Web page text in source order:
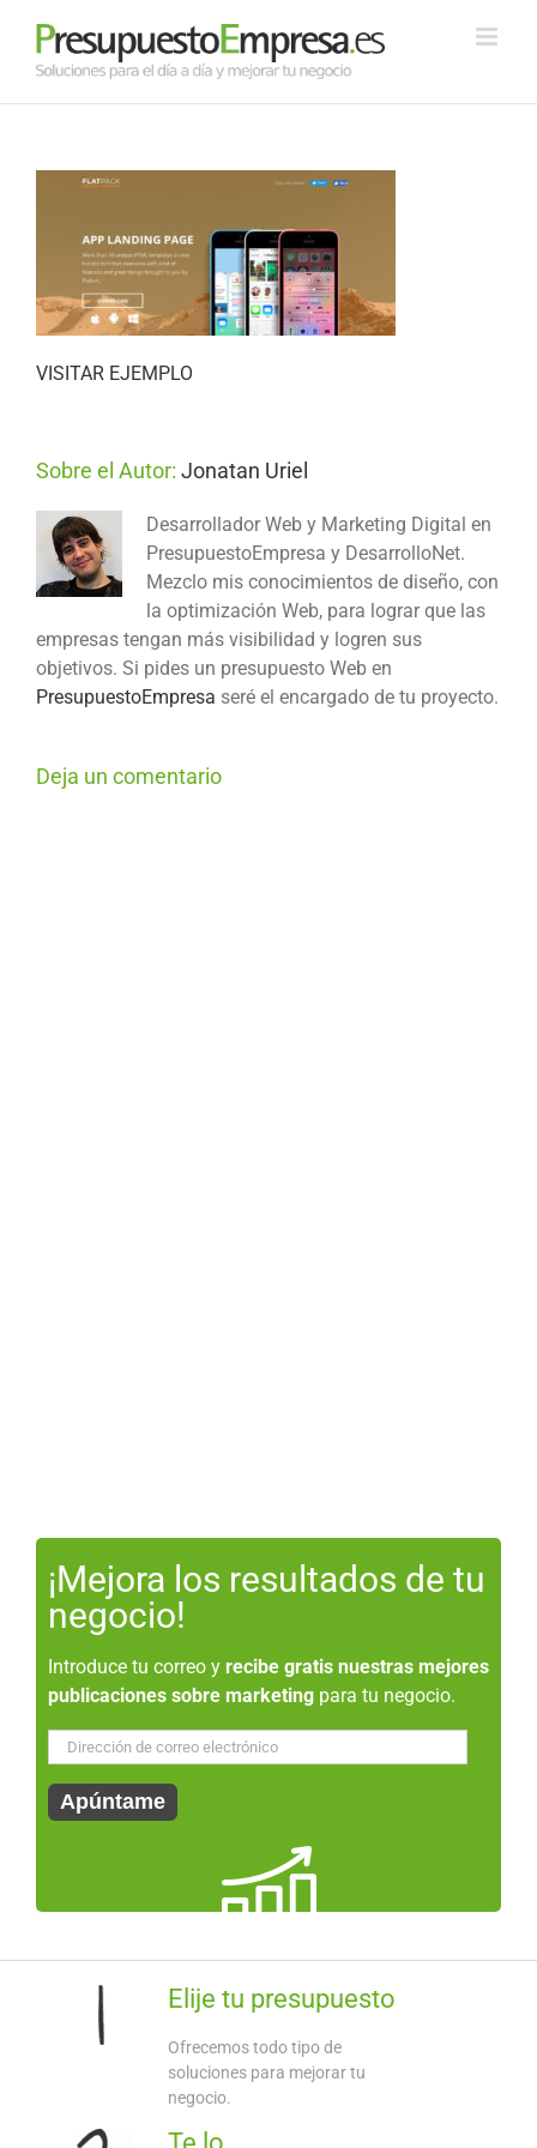
contenido
VISITAR EJEMPLO
Sobre el Autor: Jonatan Uriel
Desarrollador Web y Marketing Digital en
PresupuestoEmpresa y DesarrolloNet.
Mezclo mis conocimientos de diseño, con
la optimización Web, para lograr que las
empresas tengan más visibilidad y logren sus
objetivos. Si pides un presupuesto Web en
PresupuestoEmpresa seré el encargado de tu proyecto.
Deja un comentario
¡Mejora los resultados de tu
negocio!
Introduce tu correo y recibe gratis nuestras mejores
publicaciones sobre marketing para tu negocio.
Dirección
de
correo
Apúntame
Elije tu presupuesto
Ofrecemos todo tipo de
soluciones para mejorar tu
negocio.